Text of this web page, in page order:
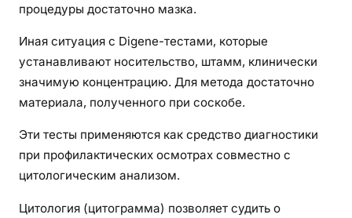
процедуры достаточно мазка.
Иная ситуация с Digene-тестами, которые
устанавливают носительство, штамм, клинически
значимую концентрацию. Для метода достаточно
материала, полученного при соскобе.
Эти тесты применяются как средство диагностики
при профилактических осмотрах совместно с
цитологическим анализом.
Цитология (цитограмма) позволяет судить о